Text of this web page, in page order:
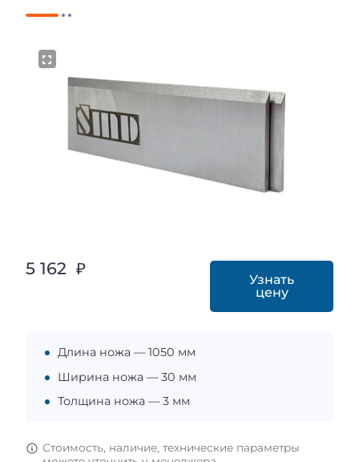
5 162 ₽
Узнать
цену
Длина ножа — 1050 мм
Ширина ножа — 30 мм
Толщина ножа — 3 мм
Стоимость, наличие, технические параметры